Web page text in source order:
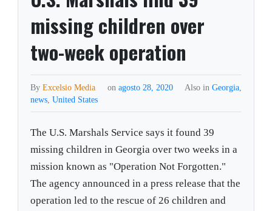
missing children over
two-week operation
ByExcelsio Media on agosto 28, 2020 Also in Georgia,
news,United States
The U.S. Marshals Service says it found 39
missing children in Georgia over two weeks in a
mission known as "Operation Not Forgotten."
The agency announced in a press release that the
operation led to the rescue of 26 children and